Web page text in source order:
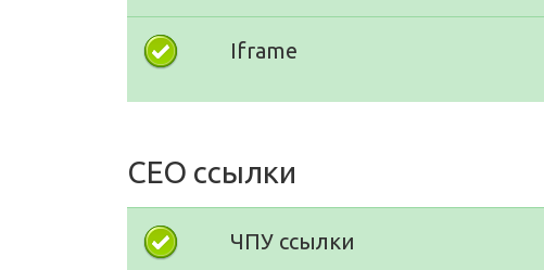
Iframe
СЕО ссылки
ЧПУ ссылки